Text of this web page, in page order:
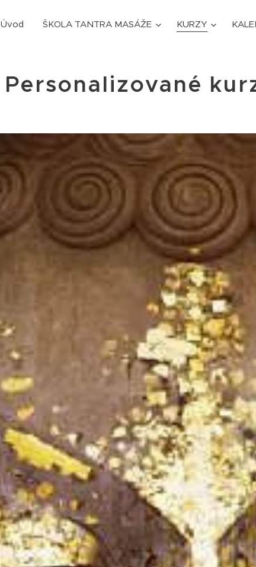
Úvod ŠKOLA TANTRA MASÁŽE KURZY
Personalizované